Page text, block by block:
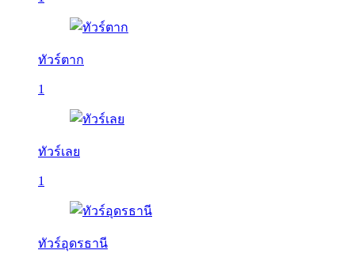
ทัวร์ตาก
1
ทัวร์เลย
1
ทัวร์อุดรธานี